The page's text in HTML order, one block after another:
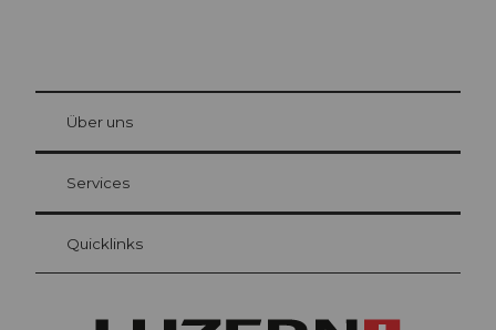
Gästekarte Luzern
Ihre Vorteile als Übernachtungsgast
at Bre
Über uns
Services
Quicklinks